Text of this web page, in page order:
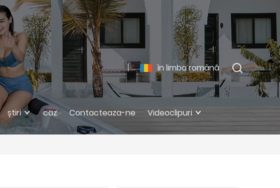
în limba română
știri caz Contacteaza-ne Videoclipuri